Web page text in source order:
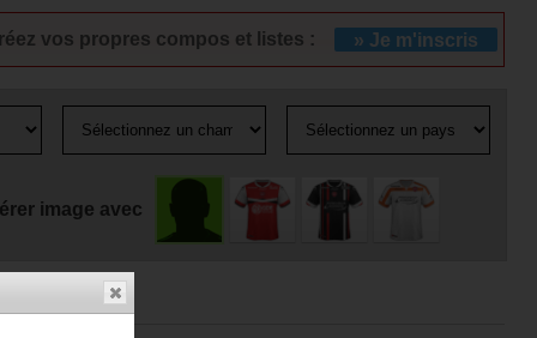
vos propres compos et listes : » Je m'inscris
image avec